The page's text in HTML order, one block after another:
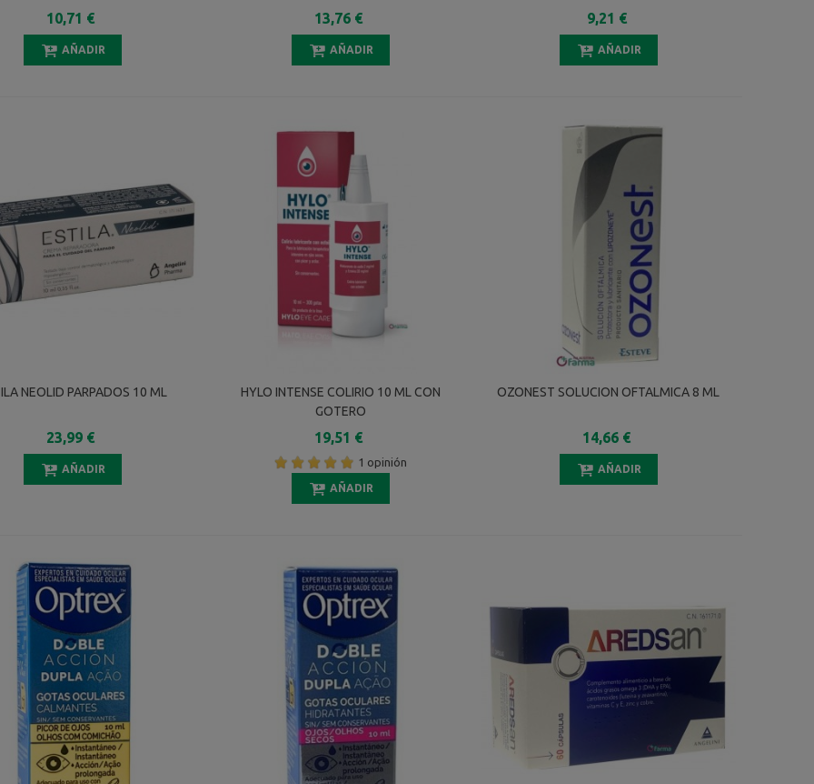
10,71 €
AÑADIR
LUBRICANTES 10 ML
13,76 €
AÑADIR
9,21 €
AÑADIR
NEOLID PARPADOS 10 ML
23,99 €
AÑADIR
HYLO INTENSE COLIRIO 10 ML CON
GOTERO
19,51 €
1 opinión
AÑADIR
OZONEST SOLUCION OFTALMICA 8 ML
14,66 €
AÑADIR